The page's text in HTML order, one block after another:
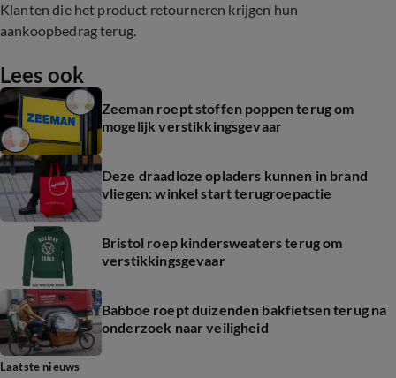
Klanten die het product retourneren krijgen hun
aankoopbedrag terug.
Lees ook
Zeeman roept stoffen poppen terug om
mogelijk verstikkingsgevaar
Deze draadloze opladers kunnen in brand
vliegen: winkel start terugroepactie
Bristol roep kindersweaters terug om
verstikkingsgevaar
Babboe roept duizenden bakfietsen terug na
onderzoek naar veiligheid
Laatste nieuws